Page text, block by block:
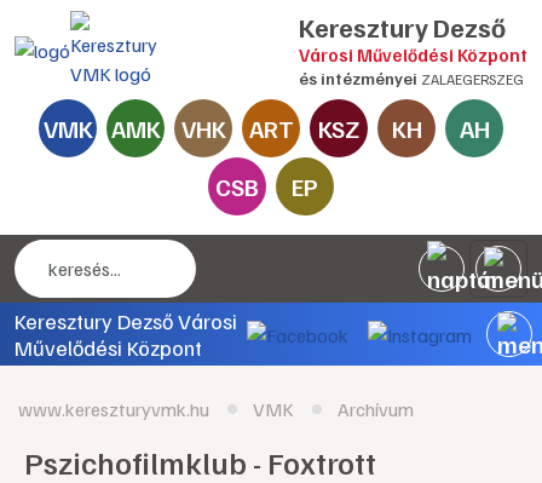
Keresztury Dezső
Városi Művelődési Központ
és intézményei ZALAEGERSZEG
VMK AMK VHK ART KSZ KH
AH
CSB
EP
Keresztury Dezső Városi
Művelődési Központ
www.kereszturyvmk.hu VMK Archívum
Pszichofilmklub - Foxtrott